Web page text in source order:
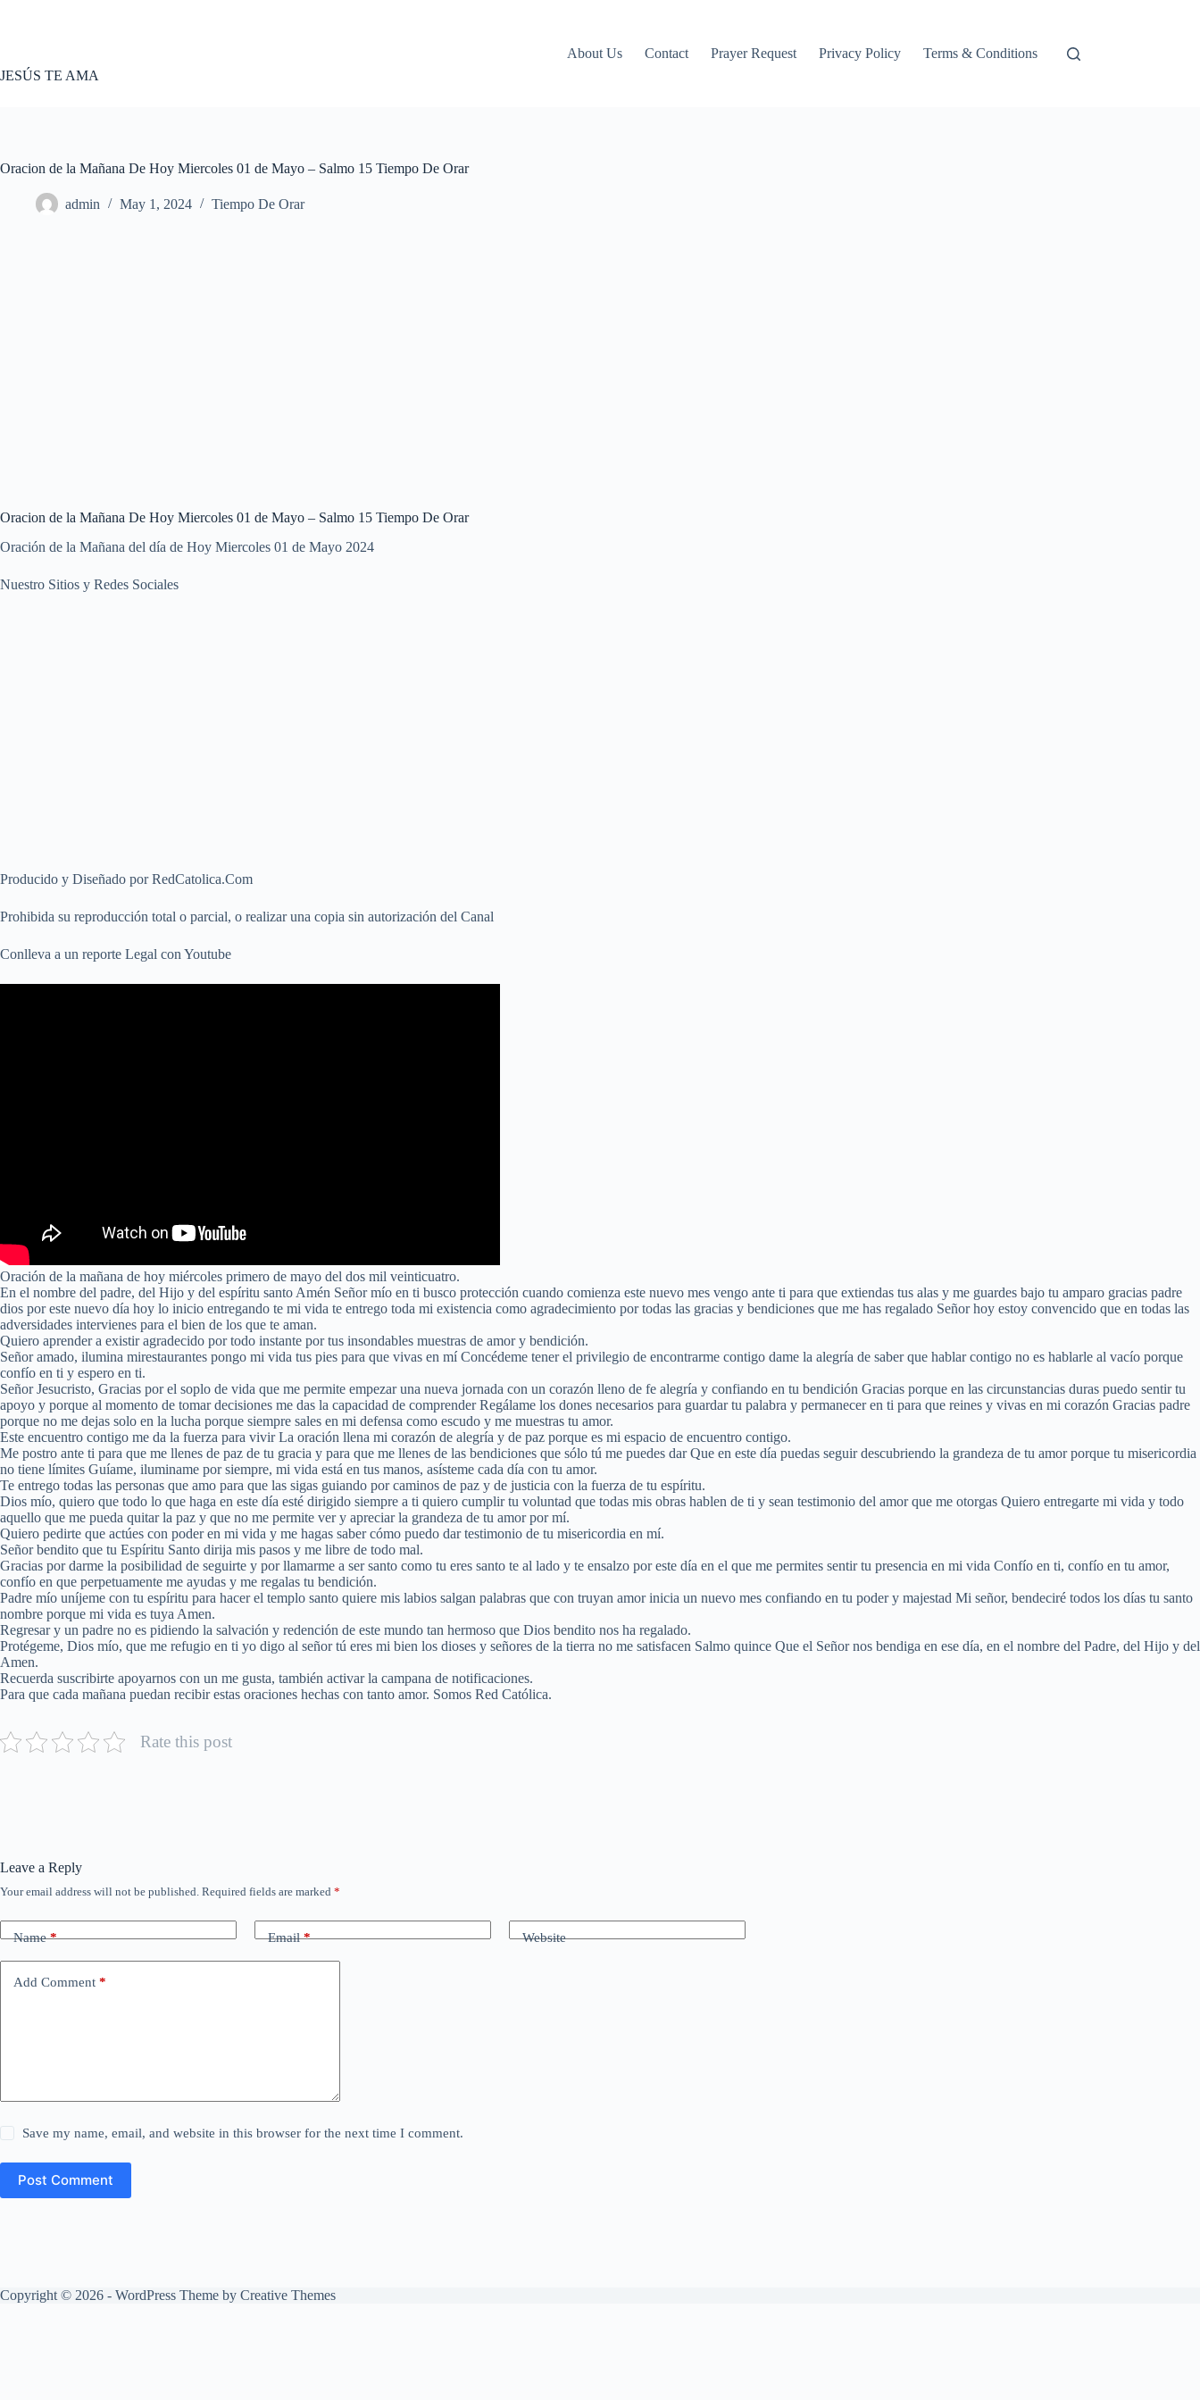
JESÚS TE AMA
About Us Contact Prayer Request Privacy Policy Terms & Conditions
Oracion de la Mañana De Hoy Miercoles 01 de Mayo – Salmo 15 Tiempo De Orar
admin May 1, 2024 Tiempo De Orar
Oracion de la Mañana De Hoy Miercoles 01 de Mayo – Salmo 15 Tiempo De Orar
Oración de la Mañana del día de Hoy Miercoles 01 de Mayo 2024
Nuestro Sitios y Redes Sociales
Producido y Diseñado por RedCatolica.Com
Prohibida su reproducción total o parcial, o realizar una copia sin autorización del Canal
Conlleva a un reporte Legal con Youtube
Oración de la mañana de hoy miércoles primero de mayo del dos mil veinticuatro.
En el nombre del padre, del Hijo y del espíritu santo Amén Señor mío en ti busco protección cuando comienza este nuevo mes vengo ante ti para que extiendas tus alas y me guardes bajo tu amparo gracias padre
dios por este nuevo día hoy lo inicio entregando te mi vida te entrego toda mi existencia como agradecimiento por todas las gracias y bendiciones que me has regalado Señor hoy estoy convencido que en todas las
adversidades intervienes para el bien de los que te aman.
Quiero aprender a existir agradecido por todo instante por tus insondables muestras de amor y bendición.
Señor amado, ilumina mirestaurantes pongo mi vida tus pies para que vivas en mí Concédeme tener el privilegio de encontrarme contigo dame la alegría de saber que hablar contigo no es hablarle al vacío porque
confío en ti y espero en ti.
Señor Jesucristo, Gracias por el soplo de vida que me permite empezar una nueva jornada con un corazón lleno de fe alegría y confiando en tu bendición Gracias porque en las circunstancias duras puedo sentir tu
apoyo y porque al momento de tomar decisiones me das la capacidad de comprender Regálame los dones necesarios para guardar tu palabra y permanecer en ti para que reines y vivas en mi corazón Gracias padre
porque no me dejas solo en la lucha porque siempre sales en mi defensa como escudo y me muestras tu amor.
Este encuentro contigo me da la fuerza para vivir La oración llena mi corazón de alegría y de paz porque es mi espacio de encuentro contigo.
Me postro ante ti para que me llenes de paz de tu gracia y para que me llenes de las bendiciones que sólo tú me puedes dar Que en este día puedas seguir descubriendo la grandeza de tu amor porque tu misericordia
no tiene límites Guíame, iluminame por siempre, mi vida está en tus manos, asísteme cada día con tu amor.
Te entrego todas las personas que amo para que las sigas guiando por caminos de paz y de justicia con la fuerza de tu espíritu.
Dios mío, quiero que todo lo que haga en este día esté dirigido siempre a ti quiero cumplir tu voluntad que todas mis obras hablen de ti y sean testimonio del amor que me otorgas Quiero entregarte mi vida y todo
aquello que me pueda quitar la paz y que no me permite ver y apreciar la grandeza de tu amor por mí.
Quiero pedirte que actúes con poder en mi vida y me hagas saber cómo puedo dar testimonio de tu misericordia en mí.
Señor bendito que tu Espíritu Santo dirija mis pasos y me libre de todo mal.
Gracias por darme la posibilidad de seguirte y por llamarme a ser santo como tu eres santo te al lado y te ensalzo por este día en el que me permites sentir tu presencia en mi vida Confío en ti, confío en tu amor,
confío en que perpetuamente me ayudas y me regalas tu bendición.
Padre mío uníjeme con tu espíritu para hacer el templo santo quiere mis labios salgan palabras que con truyan amor inicia un nuevo mes confiando en tu poder y majestad Mi señor, bendeciré todos los días tu santo
nombre porque mi vida es tuya Amen.
Regresar y un padre no es pidiendo la salvación y redención de este mundo tan hermoso que Dios bendito nos ha regalado.
Protégeme, Dios mío, que me refugio en ti yo digo al señor tú eres mi bien los dioses y señores de la tierra no me satisfacen Salmo quince Que el Señor nos bendiga en ese día, en el nombre del Padre, del Hijo y del
Amen.
Recuerda suscribirte apoyarnos con un me gusta, también activar la campana de notificaciones.
Para que cada mañana puedan recibir estas oraciones hechas con tanto amor. Somos Red Católica.
Rate this post
Leave a Reply
Your email address will not be published. Required fields are marked *
Name* Email* Website
Add Comment *
Save my name, email, and website in this browser for the next time I comment.
Post Comment
Copyright © 2026 - WordPress Theme by Creative Themes